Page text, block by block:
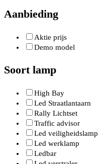
Aanbieding
Aktie prijs
Demo model
Soort lamp
High Bay
Led Straatlantaarn
Rally Lichtset
Traffic advisor
Led veiligheidslamp
Led werklamp
Ledbar